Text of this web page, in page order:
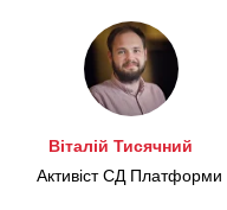
Віталій Тисячний
Активіст СД Платформи